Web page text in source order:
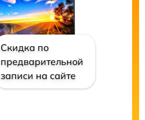
Скидка по
предварительной
записи на сайте